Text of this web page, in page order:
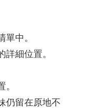
中。
細位置。
仍留在原地不